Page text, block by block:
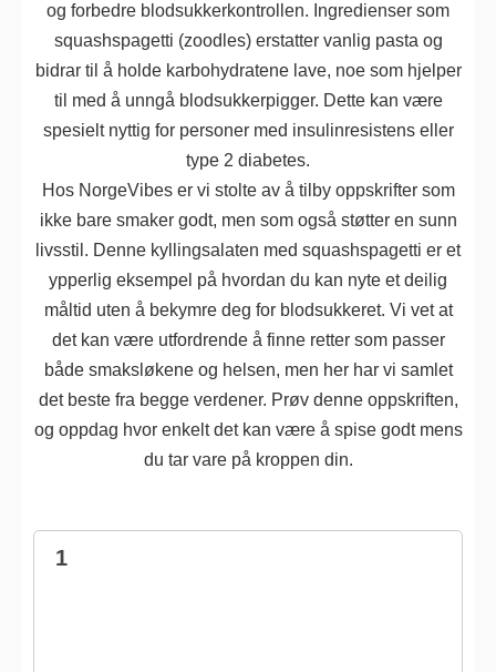
og forbedre blodsukkerkontrollen. Ingredienser som
squashspagetti (zoodles) erstatter vanlig pasta og
bidrar til å holde karbohydratene lave, noe som hjelper
til med å unngå blodsukkerpigger. Dette kan være
spesielt nyttig for personer med insulinresistens eller
type 2 diabetes.
Hos NorgeVibes er vi stolte av å tilby oppskrifter som
ikke bare smaker godt, men som også støtter en sunn
livsstil. Denne kyllingsalaten med squashspagetti er et
ypperlig eksempel på hvordan du kan nyte et deilig
måltid uten å bekymre deg for blodsukkeret. Vi vet at
det kan være utfordrende å finne retter som passer
både smaksløkene og helsen, men her har vi samlet
det beste fra begge verdener. Prøv denne oppskriften,
og oppdag hvor enkelt det kan være å spise godt mens
du tar vare på kroppen din.
1